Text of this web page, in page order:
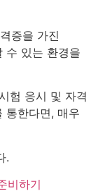
증을 가진
수 있는 환경을
험 응시 및 자격
통한다면, 매우
.
비하기